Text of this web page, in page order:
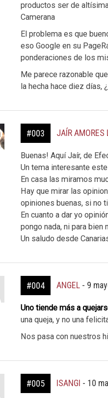
productos ser de
Camerana
El problema es que
eso Google en su
ponderaciones de los
Me parece razonable
la hecha hace diez días,
#003 JAÍR AMORES
Buenas! Aquí Jaír, de
Un tema interesante
En casa las miramos
Hay que mirar las
opiniones buenas, si no
En cuanto a dar yo
pongo nada, ni para
Un saludo desde
#004 ANGEL- 9
Uno tiende más a
una queja, y no una
Nos pasa con nuestros
#005 ISANGI - 10